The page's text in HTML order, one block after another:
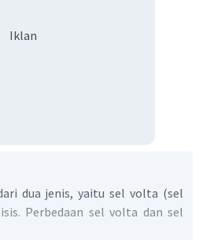
Iklan
dua jenis, yaitu sel volta (sel
Perbedaan sel volta dan sel